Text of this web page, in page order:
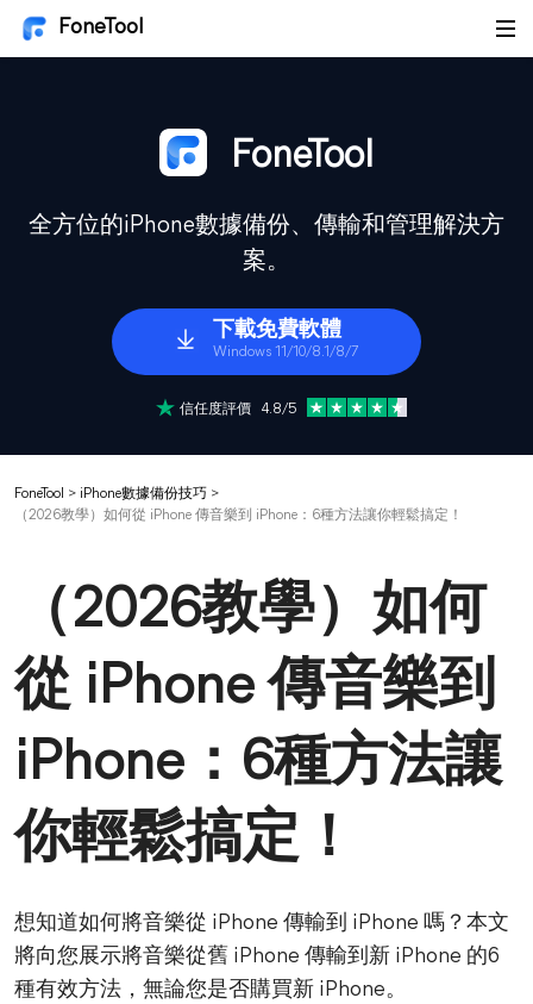
FoneTool
FoneTool
全方位的iPhone數據備份、傳輸和管理解決方
案。
下載免費軟體
Windows 11/10/8.1/8/7
信任度評價 4.8/5
FoneTool > iPhone數據備份技巧 >
（2026教學）如何從 iPhone 傳音樂到 iPhone：6種方法讓你輕鬆搞定！
（2026教學）如何
從 iPhone 傳音樂到
iPhone：6種方法讓
你輕鬆搞定！
想知道如何將音樂從 iPhone 傳輸到 iPhone 嗎？本文
將向您展示將音樂從舊 iPhone 傳輸到新 iPhone 的6
種有效方法，無論您是否購買新 iPhone。